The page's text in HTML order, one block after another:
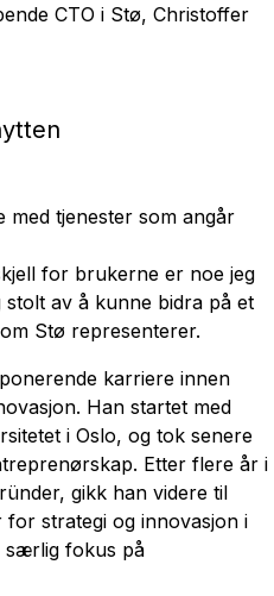
CTO i Stø, Christoffer
tjenester som angår
for brukerne er noe jeg
av å kunne bidra på et
Stø representerer.
karriere innen
Han startet med
i Oslo, og tok senere
Etter flere år i
gikk han videre til
strategi og innovasjon i
særlig fokus på